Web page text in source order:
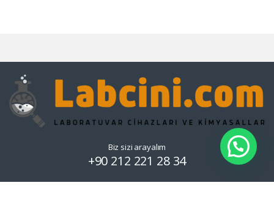
Biz sizi arayalım
+90 212 221 28 34